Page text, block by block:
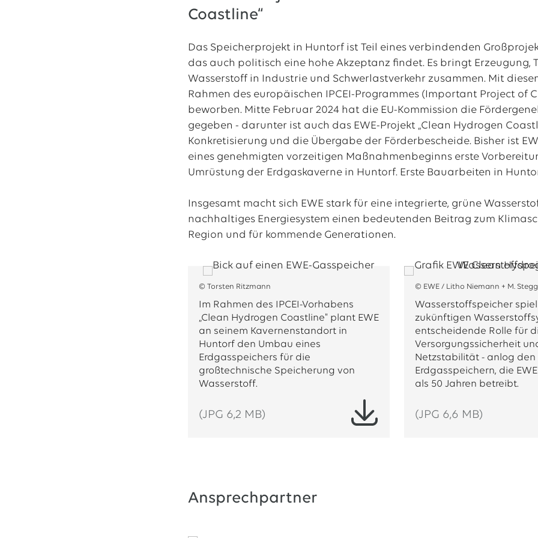
Coastline“
Das Speicherprojekt in Huntorf ist Teil eines verbindenden
das auch politisch eine hohe Akzeptanz findet. Es bringt
Wasserstoff in Industrie und Schwerlastverkehr zusammen. Mit
Rahmen des europäischen IPCEI-Programmes (Important Project of
beworben. Mitte Februar 2024 hat die EU-Kommission die
gegeben - darunter ist auch das EWE-Projekt „Clean Hydrogen
Konkretisierung und die Übergabe der Förderbescheide. Bisher ist
eines genehmigten vorzeitigen Maßnahmenbeginns erste
Umrüstung der Erdgaskaverne in Huntorf. Erste Bauarbeiten in
Insgesamt macht sich EWE stark für eine integrierte, grüne
nachhaltiges Energiesystem einen bedeutenden Beitrag zum
Region und für kommende Generationen.
© Torsten Ritzmann
Im Rahmen des IPCEI-Vorhabens
„Clean Hydrogen Coastline" plant EWE
an seinem Kavernenstandort in
Huntorf den Umbau eines
Erdgasspeichers für die
großtechnische Speicherung von
Wasserstoff.
(JPG 6,2 MB)
© EWE / Litho Niemann + M.
Wasserstoffspeicher
zukünftigen
entscheidende Rolle für
Versorgungssicherheit
Netzstabilität - anlog
Erdgasspeichern, die
als 50 Jahren betreibt.
(JPG 6,6 MB)
Ansprechpartner